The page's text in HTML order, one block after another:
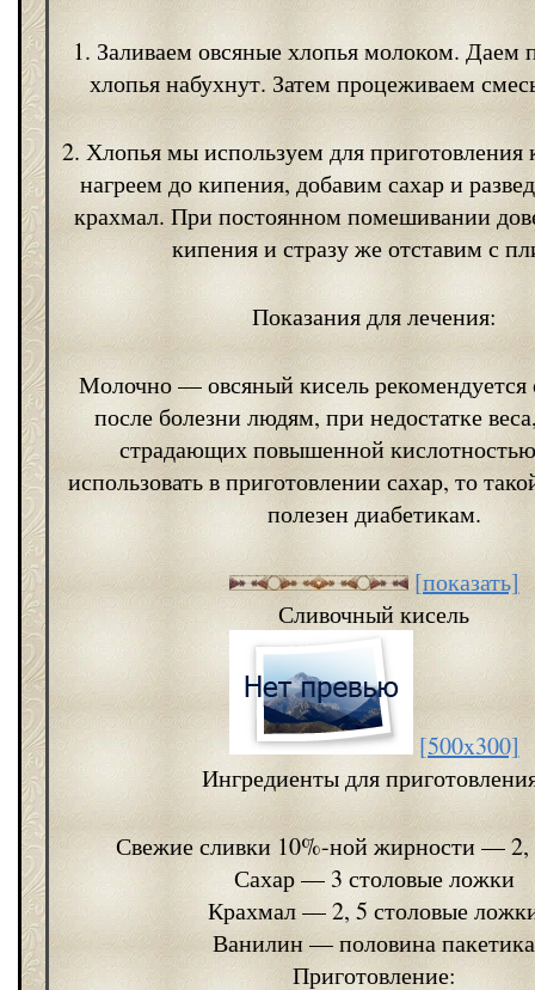
1. Заливаем овсяные хлопья молоком. Даем
хлопья набухнут. Затем процеживаем
2. Хлопья мы используем для
нагреем до кипения, добавим сахар и
крахмал. При постоянном помешивании
кипения и стразу же отставим с
Показания для лечения:
Молочно — овсяный кисель
после болезни людям, при недостатке
страдающих повышенной
использовать в приготовлении сахар, то
полезен диабетикам.
[показать]
Сливочный кисель
[500x300]
Ингредиенты для
Свежие сливки 10%-ной жирности — 2,
Сахар — 3 столовые ложки
Крахмал — 2, 5 столовые
Ванилин — половина пакетика
Приготовление: